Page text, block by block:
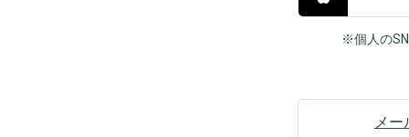
※個人の
メー